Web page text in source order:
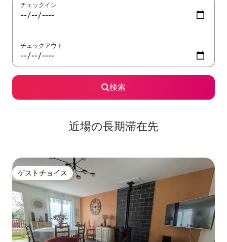
チェックイン
チェックアウト
検索
近場の長期滞在先
ゲストチョイス
ゲストチョイス